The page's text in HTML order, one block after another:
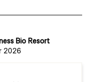
Bio Resort
2026